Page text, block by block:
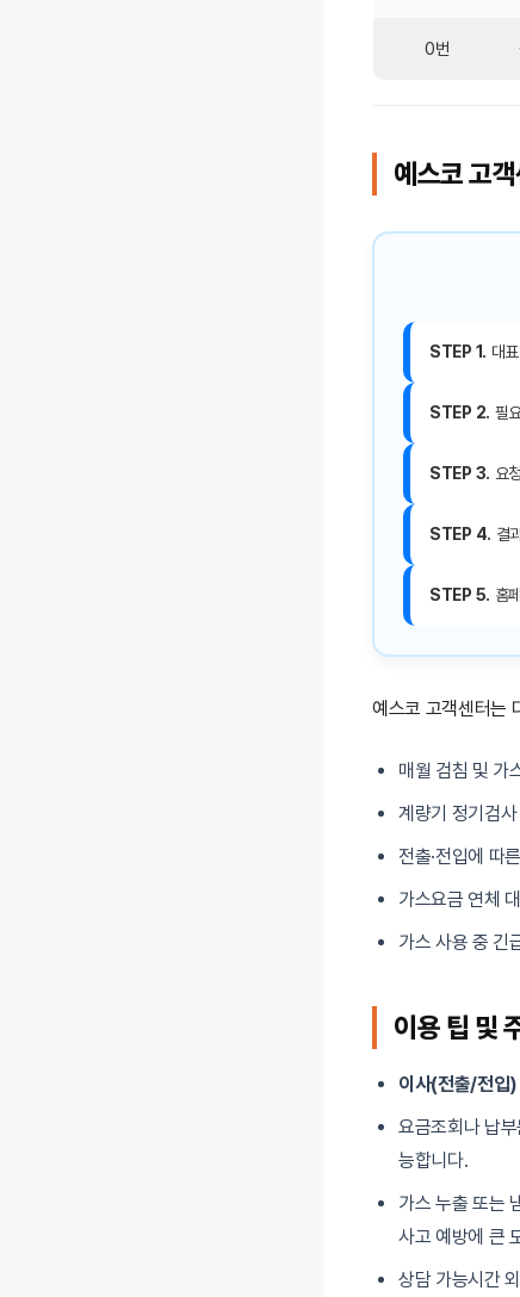
0번
예스코 고
STEP 1. 대
STEP 2. 필
STEP 3. 요
STEP 4. 결
STEP 5. 홈
예스코 고객센터는
매월 검침 및 가
계량기 정기검
전출·전입에 따
가스요금 연체
가스 사용 중 긴
이용 팁 및
이사(전출/전입)
요금조회나 납
능합니다.
가스 누출 또는
사고 예방에 큰
상담 가능시간